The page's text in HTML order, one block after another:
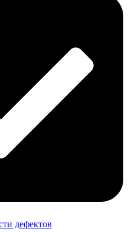
дефектов